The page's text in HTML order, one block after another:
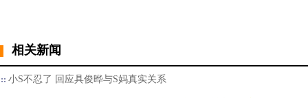
相关新闻
小S不忍了 回应具俊晔与S妈真实关系